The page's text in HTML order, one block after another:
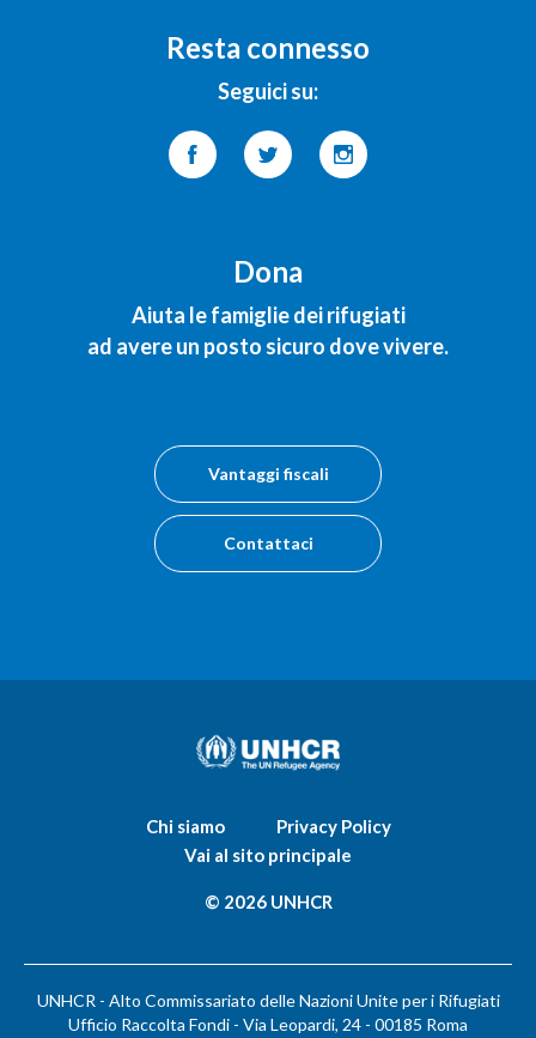
Resta connesso
Seguici su:
Dona
Aiuta le famiglie dei rifugiati
ad avere un posto sicuro dove vivere.
Vantaggi fiscali
Contattaci
Chi siamo
Privacy Policy
Vai al sito principale
© 2026 UNHCR
UNHCR - Alto Commissariato delle Nazioni Unite per i Rifugiati
Ufficio Raccolta Fondi - Via Leopardi, 24 - 00185 Roma